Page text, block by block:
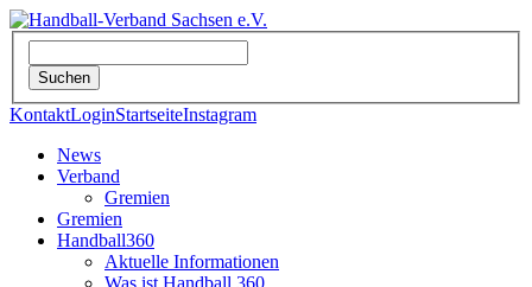
KontaktLoginStartseiteInstagram
News
Verband
Gremien
Gremien
Handball360
Aktuelle Informationen
Was ist Handball 360